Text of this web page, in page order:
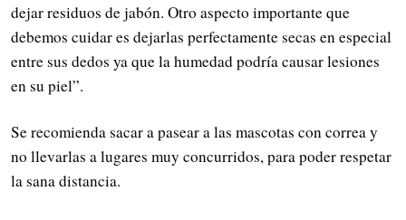
dejar residuos de jabón. Otro aspecto importante que
debemos cuidar es dejarlas perfectamente secas en especial
entre sus dedos ya que la humedad podría causar lesiones
en su piel”.
Se recomienda sacar a pasear a las mascotas con correa y
no llevarlas a lugares muy concurridos, para poder respetar
la sana distancia.